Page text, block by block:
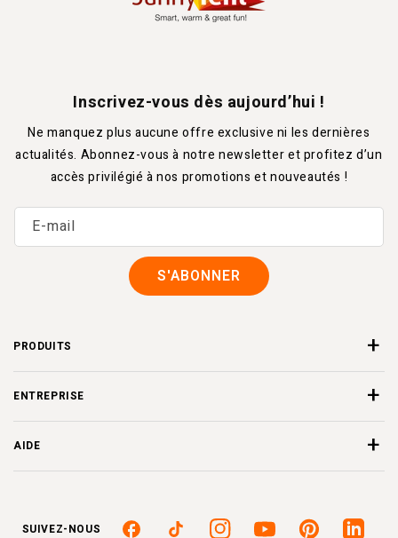
Inscrivez-vous dès aujourd’hui !
Ne manquez plus aucune offre exclusive ni les dernières
actualités. Abonnez-vous à notrenewsletteret profitez d’un
accès privilégié à nos promotions et nouveautés !
E-mail
S'ABONNER
PRODUITS
ENTREPRISE
AIDE
SUIVEZ-NOUS